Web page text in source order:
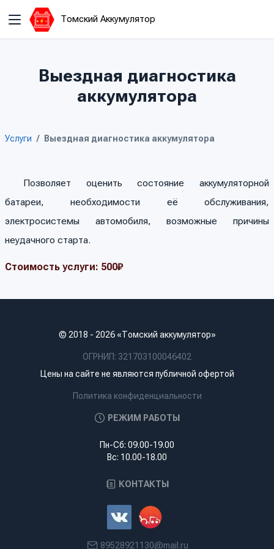
Томский Аккумулятор
Выездная диагностика
аккумулятора
Услуги Выездная диагностика аккумулятора
Позволяет оценить состояние аккумуляторной
батареи, необходимости её обслуживания,
электросистемы автомобиля, возможные причины
неудачного старта.
Стоимость услуги: 500₽
© 2018 - 2026 «Томский аккумулятор»
ОГРНИП: 321703100046402
Цены на сайте не являются публичной офертой
Политика конфиденциальности
РЕЖИМ РАБОТЫ
Пн-Сб: 09.00-19.00
Вс: 10.00-18.00
КОНТАКТЫ
89528921130@mail.ru